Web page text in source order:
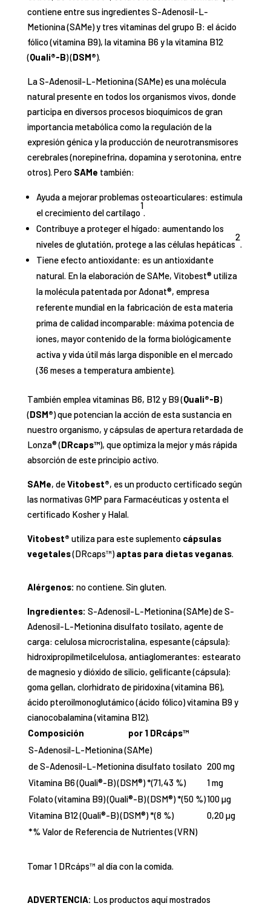
contiene entre sus ingredientes S-Adenosil-L-
Metionina (SAMe) y tres vitaminas del grupo B: el ácido
fólico (vitamina B9), la vitamina B6 y la vitamina B12
(Quali®-B) (DSM®).
La S-Adenosil-L-Metionina (SAMe) es una molécula
natural presente en todos los organismos vivos, donde
participa en diversos procesos bioquímicos de gran
importancia metabólica como la regulación de la
expresión génica y la producción de neurotransmisores
cerebrales (norepinefrina, dopamina y serotonina, entre
otros). Pero SAMe también:
Ayuda a mejorar problemas osteoarticulares: estimula
el crecimiento del cartílago
1
.
Contribuye a proteger el hígado: aumentando los
niveles de glutatión, protege a las células hepáticas
2
.
Tiene efecto antioxidante: es un antioxidante
natural. En la elaboración de SAMe, Vitobest® utiliza
la molécula patentada por Adonat®, empresa
referente mundial en la fabricación de esta materia
prima de calidad incomparable: máxima potencia de
iones, mayor contenido de la forma biológicamente
activa y vida útil más larga disponible en el mercado
(36 meses a temperatura ambiente).
También emplea vitaminas B6, B12 y B9 (Quali®-B)
(DSM®) que potencian la acción de esta sustancia en
nuestro organismo, y cápsulas de apertura retardada de
Lonza® (DRcaps™), que optimiza la mejor y más rápida
absorción de este principio activo.
SAMe, deVitobest®, es un producto certificado según
las normativas GMP para Farmacéuticas y ostenta el
certificado Kosher y Halal.
Vitobest® utiliza para este suplemento cápsulas
vegetales(DRcaps™)aptas para dietas veganas.
Alérgenos: no contiene. Sin gluten.
Ingredientes: S-Adenosil-L-Metionina (SAMe) de S-
Adenosil-L-Metionina disulfato tosilato, agente de
carga: celulosa microcristalina, espesante (cápsula):
hidroxipropilmetilcelulosa, antiaglomerantes: estearato
de magnesio y dióxido de silicio, gelificante (cápsula):
goma gellan, clorhidrato de piridoxina (vitamina B6),
ácido pteroilmonoglutámico (ácido fólico) vitamina B9 y
cianocobalamina (vitamina B12).
Composición
por 1 DRcáps™
S-Adenosil-L-Metionina (SAMe)
de S-Adenosil-L-Metionina disulfato tosilato 200 mg
Vitamina B6 (Quali®-B) (DSM®) *(71,43 %)
1 mg
Folato (vitamina B9) (Quali®-B) (DSM®) *(50 %)100 µg
Vitamina B12 (Quali®-B) (DSM®) *(8 %)
0,20 µg
*% Valor de Referencia de Nutrientes (VRN)
Tomar 1 DRcáps™ al día con la comida.
ADVERTENCIA: Los productos aquí mostrados